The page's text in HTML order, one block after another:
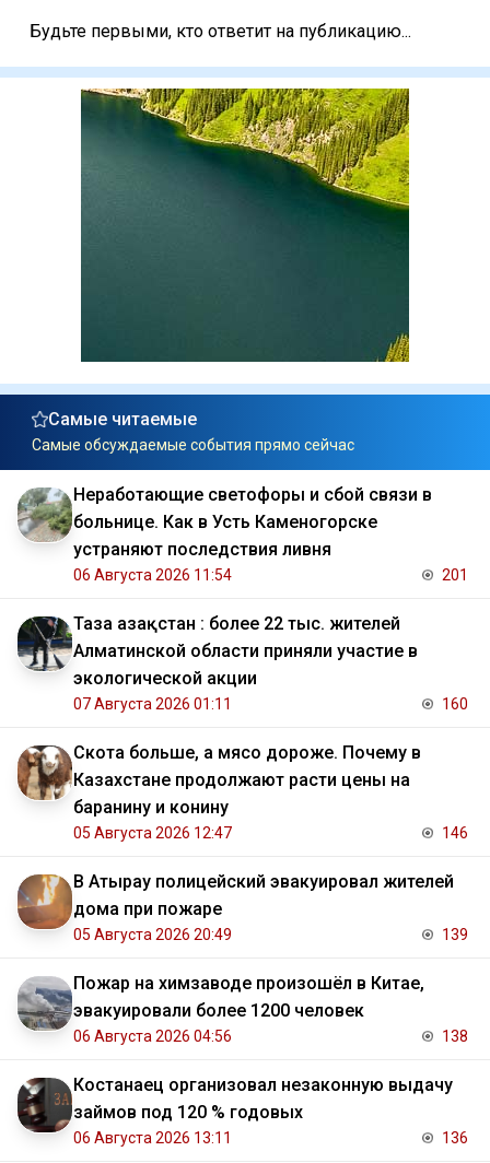
Будьте первыми, кто ответит на публикацию...
Самые читаемые
Самые обсуждаемые события прямо сейчас
Неработающие светофоры и сбой связи в
больнице. Как в Усть Каменогорске
устраняют последствия ливня
06 Августа 2026 11:54 201
Таза Қазақстан : более 22 тыс. жителей
Алматинской области приняли участие в
экологической акции
07 Августа 2026 01:11 160
Скота больше, а мясо дороже. Почему в
Казахстане продолжают расти цены на
баранину и конину
05 Августа 2026 12:47 146
В Атырау полицейский эвакуировал жителей
дома при пожаре
05 Августа 2026 20:49 139
Пожар на химзаводе произошёл в Китае,
эвакуировали более 1200 человек
06 Августа 2026 04:56 138
Костанаец организовал незаконную выдачу
займов под 120 % годовых
06 Августа 2026 13:11 136